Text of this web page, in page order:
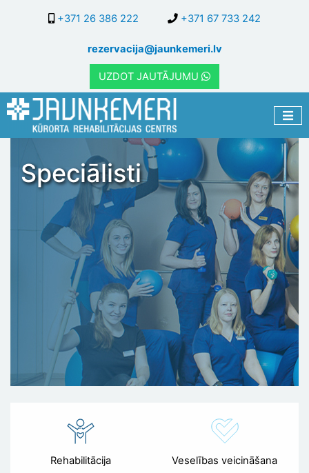
galveno
saturu
+371 26 386 222 +371 67 733 242
rezervacija@jaunkemeri.lv
UZDOT JAUTĀJUMU
Speciālisti
Rehabilitācija Veselības veicināšana